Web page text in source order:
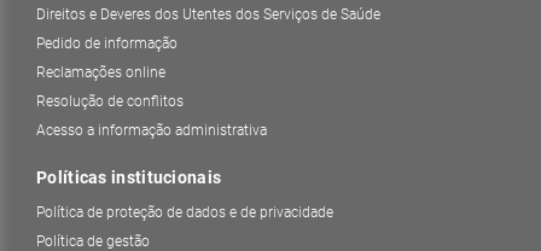
Direitos e Deveres dos Utentes dos Serviços de Saúde
Pedido de informação
Reclamações online
Resolução de conflitos
Acesso a informação administrativa
Políticas institucionais
Política de proteção de dados e de privacidade
Política de gestão